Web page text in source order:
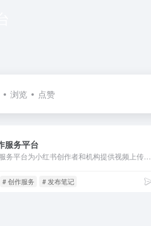
浏览 点赞
服务平台
# 创作服务 # 发布笔记